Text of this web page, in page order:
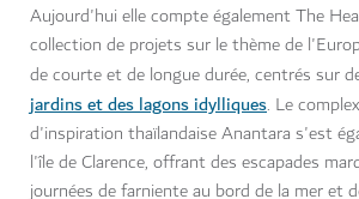
Aujourd'hui elle compte également The
collection de projets sur le thème de
de courte et de longue durée, centrés sur
jardins et des lagons idylliques. Le
d'inspiration thaïlandaise Anantara s'est
l'île de Clarence, offrant des escapades
journées de farniente au bord de la mer et